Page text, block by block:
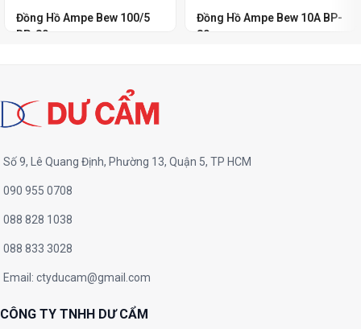
Đồng Hồ Ampe Bew 100/5
BP-80
Đồng Hồ Ampe Bew 10A BP-
80
Số 9, Lê Quang Định, Phường 13, Quận 5, TP HCM
090 955 0708
088 828 1038
088 833 3028
Email: ctyducam@gmail.com
CÔNG TY TNHH DƯ CẨM